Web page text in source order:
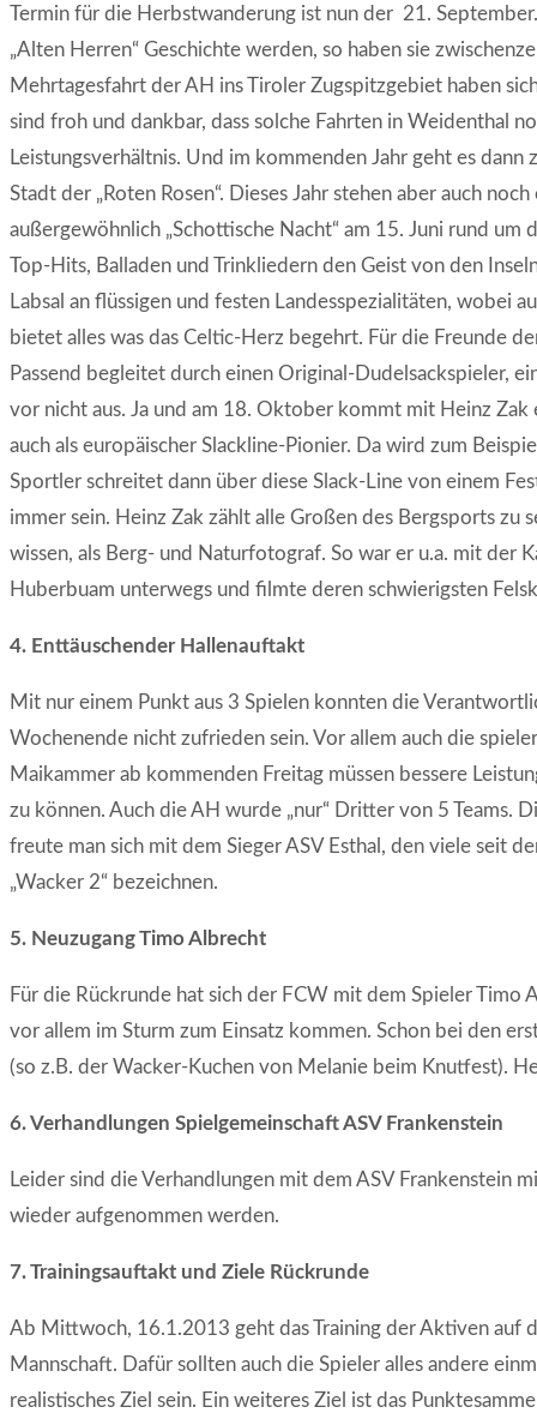
Termin für die Herbstwanderung ist nun der 21.
„Alten Herren“ Geschichte werden, so haben sie
Mehrtagesfahrt der AH ins Tiroler Zugspitzgebiet haben
sind froh und dankbar, dass solche Fahrten in Weidenthal
Leistungsverhältnis. Und im kommenden Jahr geht es
Stadt der „Roten Rosen“. Dieses Jahr stehen aber auch
außergewöhnlich „Schottische Nacht“ am 15. Juni rund
Top-Hits, Balladen und Trinkliedern den Geist von den
Labsal an flüssigen und festen Landesspezialitäten, wobei
bietet alles was das Celtic-Herz begehrt. Für die Freunde
Passend begleitet durch einen Original-Dudelsackspieler,
vor nicht aus. Ja und am 18. Oktober kommt mit Heinz
auch als europäischer Slackline-Pionier. Da wird zum
Sportler schreitet dann über diese Slack-Line von einem
immer sein. Heinz Zak zählt alle Großen des Bergsports zu
wissen, als Berg- und Naturfotograf. So war er u.a. mit der
Huberbuam unterwegs und filmte deren schwierigsten
4. Enttäuschender Hallenauftakt
Mit nur einem Punkt aus 3 Spielen konnten die
Wochenende nicht zufrieden sein. Vor allem auch die
Maikammer ab kommenden Freitag müssen bessere
zu können. Auch die AH wurde „nur“ Dritter von 5 Teams.
freute man sich mit dem Sieger ASV Esthal, den viele seit
„Wacker 2“ bezeichnen.
5. Neuzugang Timo Albrecht
Für die Rückrunde hat sich der FCW mit dem Spieler
vor allem im Sturm zum Einsatz kommen. Schon bei den
(so z.B. der Wacker-Kuchen von Melanie beim Knutfest).
6. Verhandlungen Spielgemeinschaft ASV Frankenstein
Leider sind die Verhandlungen mit dem ASV
wieder aufgenommen werden.
7. Trainingsauftakt und Ziele Rückrunde
Ab Mittwoch, 16.1.2013 geht das Training der Aktiven auf
Mannschaft. Dafür sollten auch die Spieler alles andere
realistisches Ziel sein. Ein weiteres Ziel ist das